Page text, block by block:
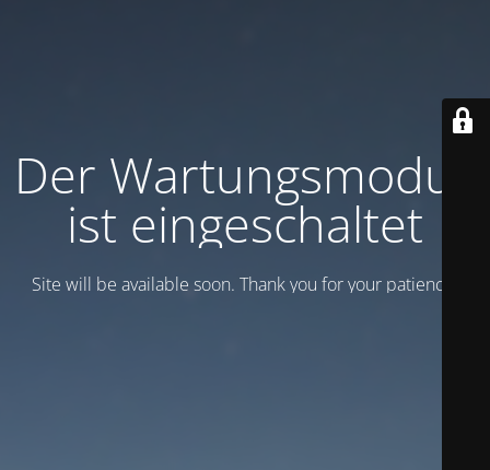
Der Wartungsmodus
ist eingeschaltet
Site will be available soon. Thank you for your patience!